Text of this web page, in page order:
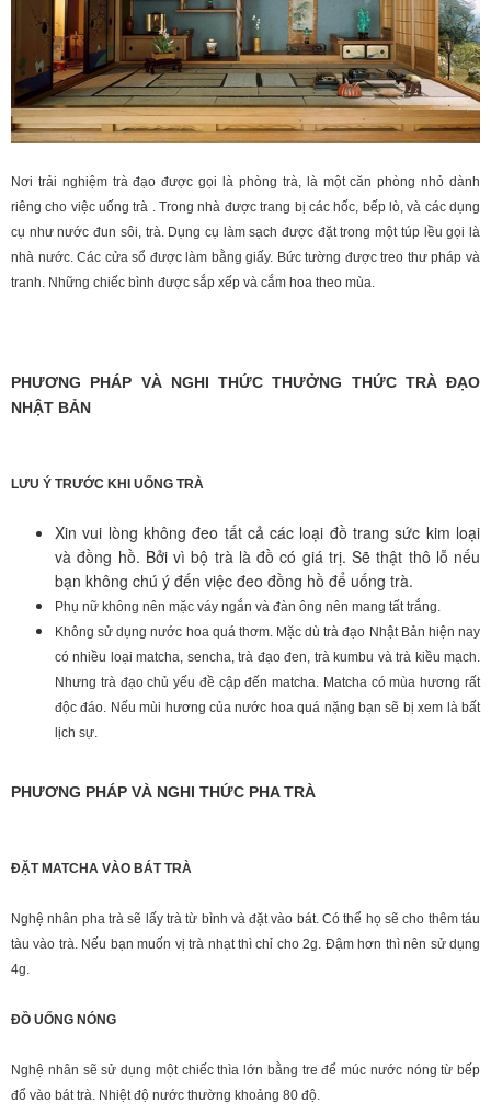
Nơi trải nghiệm trà đạo được gọi là phòng trà, là một căn phòng nhỏ dành
riêng cho việc uống trà . Trong nhà được trang bị các hốc, bếp lò, và các dụng
cụ như nước đun sôi, trà. Dụng cụ làm sạch được đặt trong một túp lều gọi là
nhà nước. Các cửa sổ được làm bằng giấy. Bức tường được treo thư pháp và
tranh. Những chiếc bình được sắp xếp và cắm hoa theo mùa.
PHƯƠNG PHÁP VÀ NGHI THỨC THƯỞNG THỨC TRÀ ĐẠO
NHẬT BẢN
LƯU Ý TRƯỚC KHI UỐNG TRÀ
Xin vui lòng không đeo tất cả các loại đồ trang sức kim loại
và đồng hồ. Bởi vì bộ trà là đồ có giá trị. Sẽ thật thô lỗ nếu
bạn không chú ý đến việc đeo đồng hồ để uống trà.
Phụ nữ không nên mặc váy ngắn và đàn ông nên mang tất trắng.
Không sử dụng nước hoa quá thơm. Mặc dù trà đạo Nhật Bản hiện nay
có nhiều loại matcha, sencha, trà đạo đen, trà kumbu và trà kiều mạch.
Nhưng trà đạo chủ yếu đề cập đến matcha. Matcha có mùa hương rất
độc đáo. Nếu mùi hương của nước hoa quá nặng bạn sẽ bị xem là bất
lịch sự.
PHƯƠNG PHÁP VÀ NGHI THỨC PHA TRÀ
ĐẶT MATCHA VÀO BÁT TRÀ
Nghệ nhân pha trà sẽ lấy trà từ bình và đặt vào bát. Có thể họ sẽ cho thêm táu
tàu vào trà. Nếu bạn muốn vị trà nhạt thì chỉ cho 2g. Đậm hơn thì nên sử dụng
4g.
ĐỒ UỐNG NÓNG
Nghệ nhân sẽ sử dụng một chiếc thìa lớn bằng tre để múc nước nóng từ bếp
đổ vào bát trà. Nhiệt độ nước thường khoảng 80 độ.